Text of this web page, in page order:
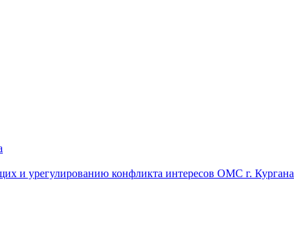
и урегулированию конфликта интересов ОМС г. Кургана